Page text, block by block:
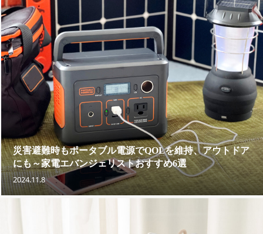
災害避難時もポータブル電源でQOLを維持、アウトドア
にも～家電エバンジェリストおすすめ6選
2024.11.8